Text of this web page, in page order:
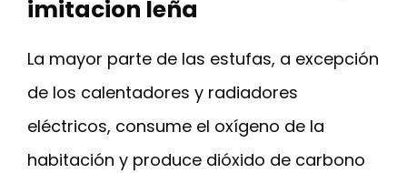
imitacion leña
La mayor parte de las estufas, a excepción
de los calentadores y radiadores
eléctricos, consume el oxígeno de la
habitación y produce dióxido de carbono